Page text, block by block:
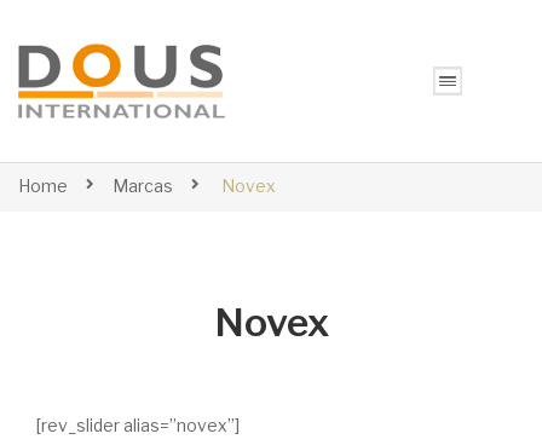
Home Marcas Novex
Novex
non gamstop casinos
[rev_slider alias=”novex”]